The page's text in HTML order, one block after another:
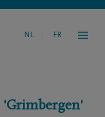
NL FR
'Grimbergen'